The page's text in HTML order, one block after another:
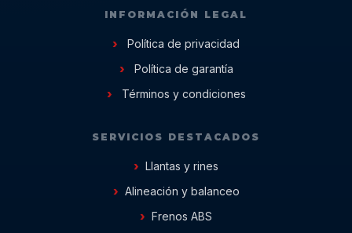
INFORMACIÓN LEGAL
Política de privacidad
Política de garantía
Términos y condiciones
SERVICIOS DESTACADOS
Llantas y rines
Alineación y balanceo
Frenos ABS